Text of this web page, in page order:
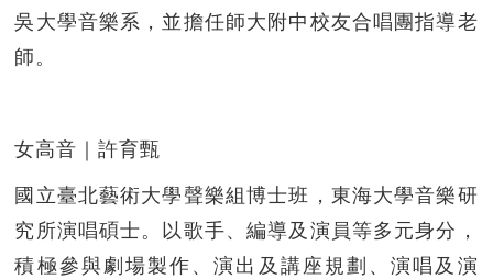
吳大學音樂系，並擔任師大附中校友合唱團指導老
師。
女高音｜許育甄
國立臺北藝術大學聲樂組博士班，東海大學音樂研
究所演唱碩士。以歌手、編導及演員等多元身分，
積極參與劇場製作、演出及講座規劃、演唱及演